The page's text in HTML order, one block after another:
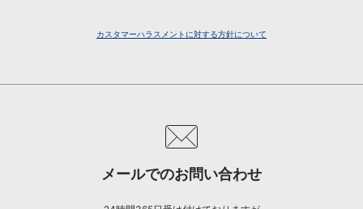
カスタマーハラスメントに対する方針について
メールでのお問い合わせ